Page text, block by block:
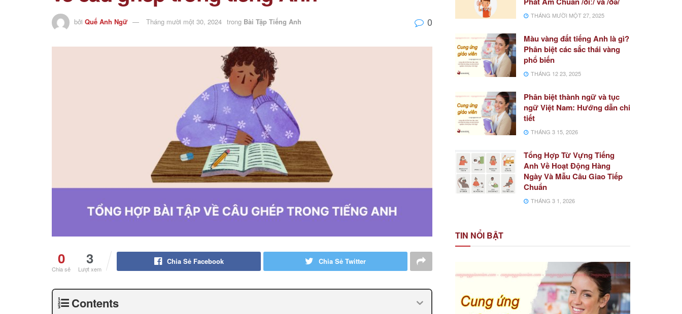
bởi Quế Anh Ngữ Tháng mười một 30, 2024 trong Bài Tập Tiếng Anh 0
0
Chia sẻ
3
Lượt xem
Chia Sẻ Facebook Chia Sẻ Twitter
Contents
THÁNG MƯỜI MỘT 27, 2025
Màu vàng đất tiếng Anh là gì?
Phân biệt các sắc thái vàng
phổ biến
THÁNG 12 23, 2025
Phân biệt thành ngữ và tục
ngữ Việt Nam: Hướng dẫn chi
tiết
THÁNG 3 15, 2026
Tổng Hợp Từ Vựng Tiếng
Anh Về Hoạt Động Hàng
Ngày Và Mẫu Câu Giao Tiếp
Chuẩn
THÁNG 3 1, 2026
TIN NỔI BẬT